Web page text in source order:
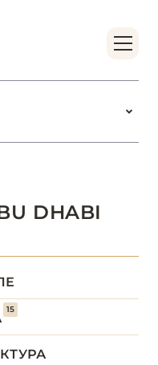
Resort & Spa
Villa Resort
Villa Resort
DHABI
15